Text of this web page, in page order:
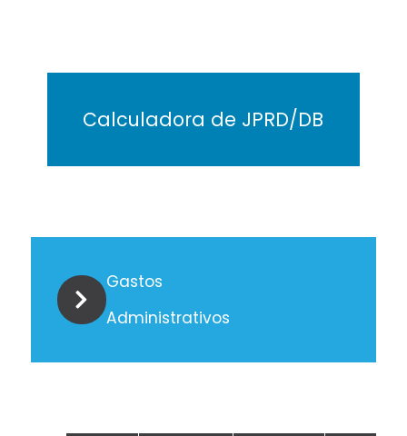
Calculadora de JPRD/DB
Gastos
Administrativos